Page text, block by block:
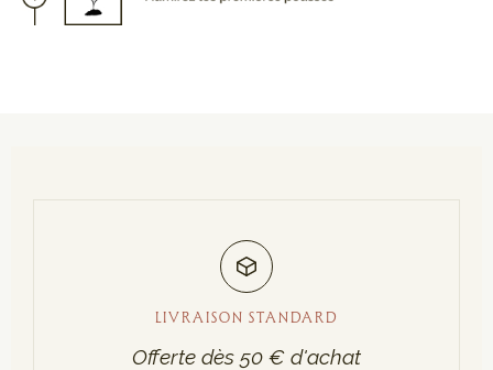
LIVRAISON STANDARD
Offerte dès 50 € d'achat